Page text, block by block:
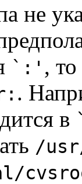
не
`:' ,
.
в
/